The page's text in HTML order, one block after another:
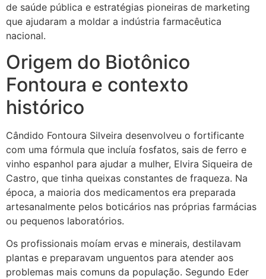
de saúde pública e estratégias pioneiras de marketing
que ajudaram a moldar a indústria farmacêutica
nacional.
Origem do Biotônico
Fontoura e contexto
histórico
Cândido Fontoura Silveira desenvolveu o fortificante
com uma fórmula que incluía fosfatos, sais de ferro e
vinho espanhol para ajudar a mulher, Elvira Siqueira de
Castro, que tinha queixas constantes de fraqueza. Na
época, a maioria dos medicamentos era preparada
artesanalmente pelos boticários nas próprias farmácias
ou pequenos laboratórios.
Os profissionais moíam ervas e minerais, destilavam
plantas e preparavam unguentos para atender aos
problemas mais comuns da população. Segundo Eder